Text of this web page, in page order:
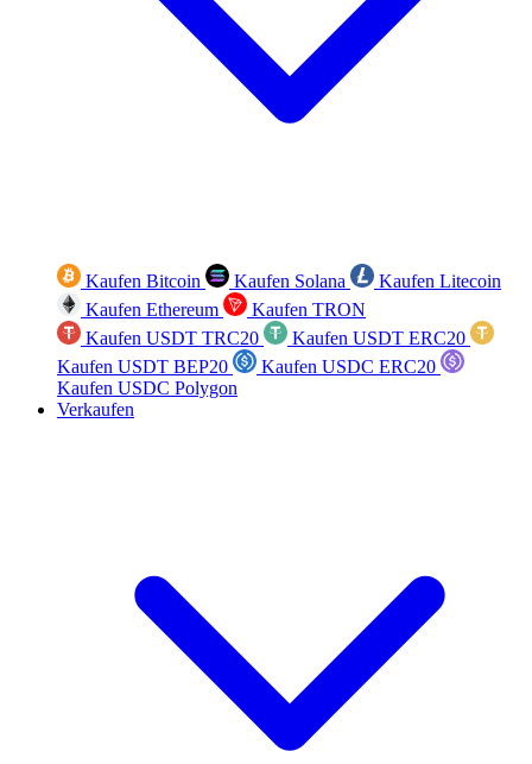
Kaufen Bitcoin Kaufen Solana
Kaufen Litecoin
Kaufen Ethereum
Kaufen TRON
Kaufen USDT TRC20
Kaufen USDT ERC20
Kaufen USDT BEP20
Kaufen USDC ERC20
Kaufen USDC Polygon
Verkaufen